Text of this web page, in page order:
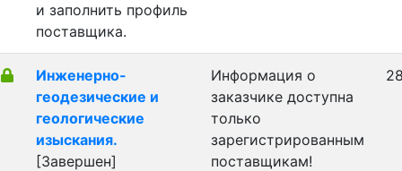
и заполнить профиль
поставщика.
Инженерно-
геодезические и
геологические
изыскания.
[Завершен]
Информация о
заказчике доступна
только
зарегистрированным
поставщикам!